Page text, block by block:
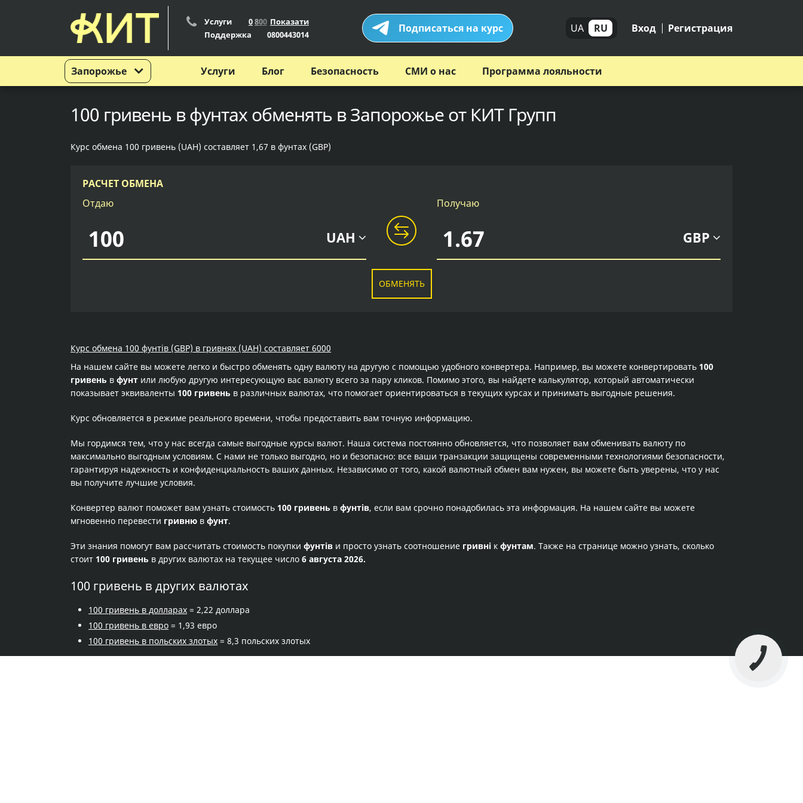
Запорожье
Услуги 0800 Показати
Поддержка
0800443014 Подписаться на курс UA RU Вход Регистрация
Услуги Блог Безопасность СМИ о нас Программа лояльности
100 гривень в фунтах обменять в Запорожье от КИТ Групп
Курс обмена 100 гривень (UAH) составляет 1,67 в фунтах (GBP)
РАСЧЕТ ОБМЕНА
Отдаю
UAH
Получаю
GBP
ОБМЕНЯТЬ
Курс обмена 100 фунтів (GBP) в гривнях (UAH) составляет 6000
На нашем сайте вы можете легко и быстро обменять одну валюту на другую с помощью удобного конвертера. Например, вы можете конвертировать 100
гривень в фунт или любую другую интересующую вас валюту всего за пару кликов. Помимо этого, вы найдете калькулятор, который автоматически
показывает эквиваленты 100 гривень в различных валютах, что помогает ориентироваться в текущих курсах и принимать выгодные решения.
Курс обновляется в режиме реального времени, чтобы предоставить вам точную информацию.
Мы гордимся тем, что у нас всегда самые выгодные курсы валют. Наша система постоянно обновляется, что позволяет вам обменивать валюту по
максимально выгодным условиям. С нами не только выгодно, но и безопасно: все ваши транзакции защищены современными технологиями безопасности,
гарантируя надежность и конфиденциальность ваших данных. Независимо от того, какой валютный обмен вам нужен, вы можете быть уверены, что у нас
вы получите лучшие условия.
Конвертер валют поможет вам узнать стоимость 100 гривень в фунтів, если вам срочно понадобилась эта информация. На нашем сайте вы можете
мгновенно перевести гривню в фунт.
Эти знания помогут вам рассчитать стоимость покупки фунтів и просто узнать соотношение гривні к фунтам. Также на странице можно узнать, сколько
стоит 100 гривень в других валютах на текущее число 6 августа 2026.
100 гривень в других валютах
100 гривень в долларах = 2,22 доллара
100 гривень в евро = 1,93 евро
100 гривень в польских злотых = 8,3 польских злотых